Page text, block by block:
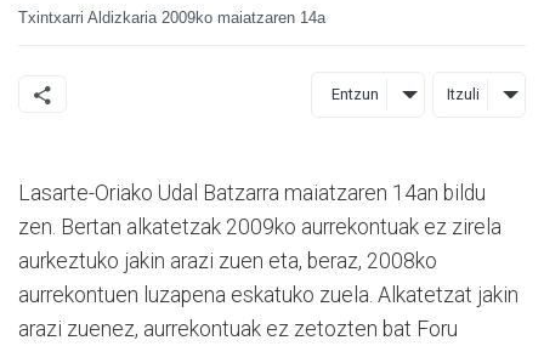
Txintxarri Aldizkaria 2009ko maiatzaren 14a
Entzun Itzuli
Lasarte-Oriako Udal Batzarra maiatzaren 14an bildu
zen. Bertan alkatetzak 2009ko aurrekontuak ez zirela
aurkeztuko jakin arazi zuen eta, beraz, 2008ko
aurrekontuen luzapena eskatuko zuela. Alkatetzat jakin
arazi zuenez, aurrekontuak ez zetozten bat Foru